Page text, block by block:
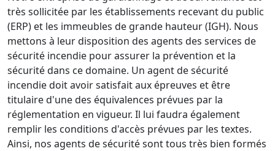
très sollicitée par les établissements recevant du public
(ERP) et les immeubles de grande hauteur (IGH). Nous
mettons à leur disposition des agents des services de
sécurité incendie pour assurer la prévention et la
sécurité dans ce domaine. Un agent de sécurité
incendie doit avoir satisfait aux épreuves et être
titulaire d'une des équivalences prévues par la
réglementation en vigueur. Il lui faudra également
remplir les conditions d'accès prévues par les textes.
Ainsi, nos agents de sécurité sont tous très bien formés